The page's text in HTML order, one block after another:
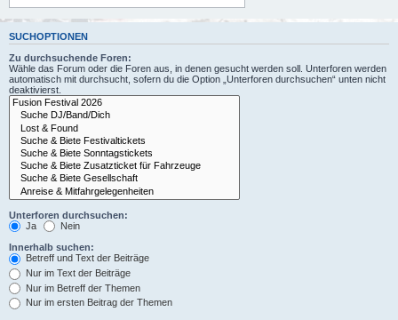
SUCHOPTIONEN
Zu durchsuchende Foren:
Wähle das Forum oder die Foren aus, in denen gesucht werden soll. Unterforen werden
automatisch mit durchsucht, sofern du die Option „Unterforen durchsuchen“ unten nicht
deaktivierst.
Unterforen durchsuchen:
Ja
Nein
Innerhalb suchen:
Betreff und Text der Beiträge
Nur im Text der Beiträge
Nur im Betreff der Themen
Nur im ersten Beitrag der Themen